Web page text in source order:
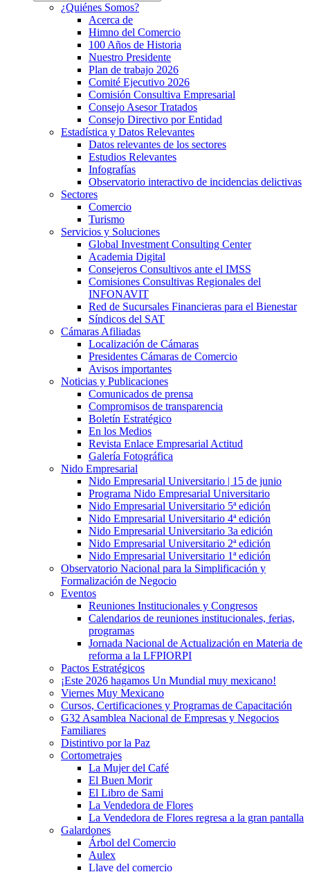
¿Quiénes Somos?
Acerca de
Himno del Comercio
100 Años de Historia
Nuestro Presidente
Plan de trabajo 2026
Comité Ejecutivo 2026
Comisión Consultiva Empresarial
Consejo Asesor Tratados
Consejo Directivo por Entidad
Estadística y Datos Relevantes
Datos relevantes de los sectores
Estudios Relevantes
Infografías
Observatorio interactivo de incidencias delictivas
Sectores
Comercio
Turismo
Servicios y Soluciones
Global Investment Consulting Center
Academia Digital
Consejeros Consultivos ante el IMSS
Comisiones Consultivas Regionales del
INFONAVIT
Red de Sucursales Financieras para el Bienestar
Síndicos del SAT
Cámaras Afiliadas
Localización de Cámaras
Presidentes Cámaras de Comercio
Avisos importantes
Noticias y Publicaciones
Comunicados de prensa
Compromisos de transparencia
Boletín Estratégico
En los Medios
Revista Enlace Empresarial Actitud
Galería Fotográfica
Nido Empresarial
Nido Empresarial Universitario | 15 de junio
Programa Nido Empresarial Universitario
Nido Empresarial Universitario 5ª edición
Nido Empresarial Universitario 4ª edición
Nido Empresarial Universitario 3a edición
Nido Empresarial Universitario 2ª edición
Nido Empresarial Universitario 1ª edición
Observatorio Nacional para la Simplificación y
Formalización de Negocio
Eventos
Reuniones Institucionales y Congresos
Calendarios de reuniones institucionales, ferias,
programas
Jornada Nacional de Actualización en Materia de
reforma a la LFPIORPI
Pactos Estratégicos
¡Este 2026 hagamos Un Mundial muy mexicano!
Viernes Muy Mexicano
Cursos, Certificaciones y Programas de Capacitación
G32 Asamblea Nacional de Empresas y Negocios
Familiares
Distintivo por la Paz
Cortometrajes
La Mujer del Café
El Buen Morir
El Libro de Sami
La Vendedora de Flores
La Vendedora de Flores regresa a la gran pantalla
Galardones
Árbol del Comercio
Aulex
Llave del comercio